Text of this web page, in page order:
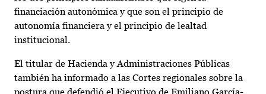
financiación autonómica y que son el principio de
autonomía financiera y el principio de lealtad
institucional.
El titular de Hacienda y Administraciones Públicas
también ha informado a las Cortes regionales sobre la